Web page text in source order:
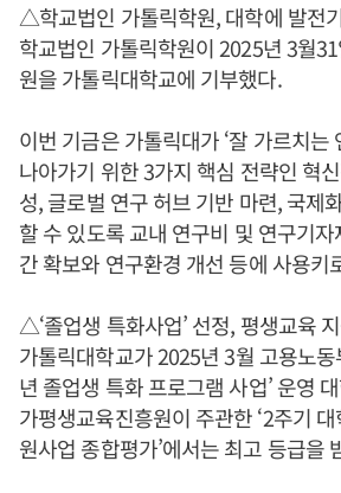
△학교법인 가톨릭학원, 대학에 발전
학교법인 가톨릭학원이 2025년 3월
원을 가톨릭대학교에 기부했다.
이번 기금은 가톨릭대가 ‘잘 가르치는
나아가기 위한 3가지 핵심 전략인 혁
성, 글로벌 연구 허브 기반 마련, 국제
할 수 있도록 교내 연구비 및 연구기
간 확보와 연구환경 개선 등에 사용키
△‘졸업생 특화사업’ 선정, 평생교육
가톨릭대학교가 2025년 3월 고용노
년 졸업생 특화 프로그램 사업’ 운영
가평생교육진흥원이 주관한 ‘2주기
원사업 종합평가’에서는 최고 등급을